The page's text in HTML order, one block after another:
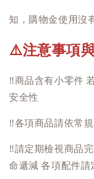
知，購物金使用沒
⚠️注意事項
‼️商品含有小零件
安全性
‼️各項商品請依常
‼️請定期檢視商品
命遞減 各項配件請